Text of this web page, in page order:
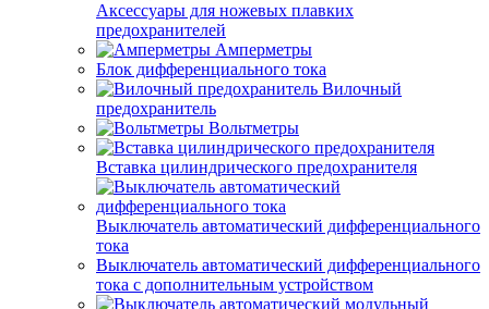
Аксессуары для ножевых плавких
предохранителей
Амперметры
Блок дифференциального тока
Вилочный
предохранитель
Вольтметры
Вставка цилиндрического предохранителя
Выключатель автоматический дифференциального
тока
Выключатель автоматический дифференциального
тока с дополнительным устройством